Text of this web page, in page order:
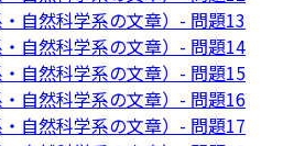
自然科学系の文章）- 問題13
自然科学系の文章）- 問題14
自然科学系の文章）- 問題15
自然科学系の文章）- 問題16
自然科学系の文章）- 問題17